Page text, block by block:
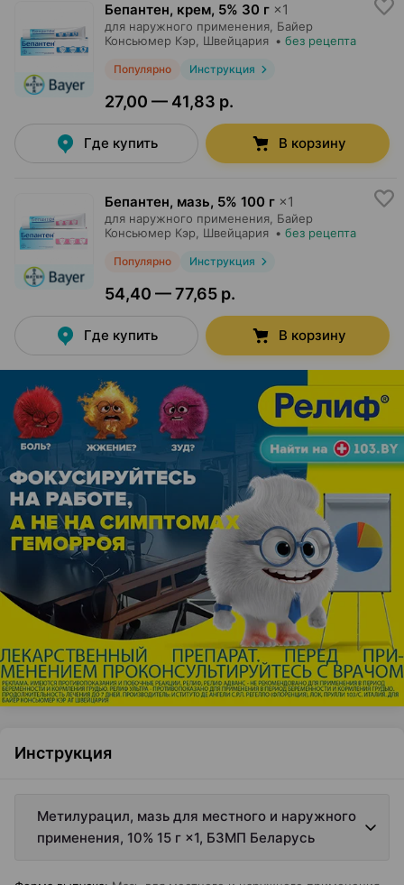
Бепантен, крем, 5% 30 г ×1
для наружного применения, Байер
Консьюмер Кэр , Швейцария • без рецепта
Популярно Инструкция
27,00 — 41,83 р.
Где купить В корзину
Бепантен, мазь, 5% 100 г ×1
для наружного применения, Байер
Консьюмер Кэр , Швейцария • без рецепта
Популярно Инструкция
54,40 — 77,65 р.
Где купить В корзину
Инструкция
Метилурацил, мазь для местного и наружного
применения, 10% 15 г ×1, БЗМП Беларусь